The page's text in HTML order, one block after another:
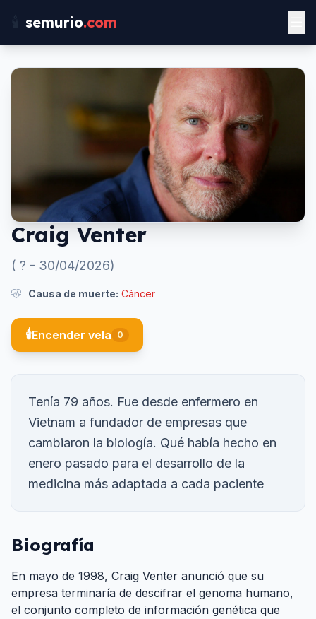
semurio.com
Craig Venter
( ? - 30/04/2026)
Causa de muerte: Cáncer
🕯️Encender vela 0
Tenía 79 años. Fue desde enfermero en
Vietnam a fundador de empresas que
cambiaron la biología. Qué había hecho en
enero pasado para el desarrollo de la
medicina más adaptada a cada paciente
Biografía
En mayo de 1998, Craig Venter anunció que su
empresa terminaría de descifrar el genoma humano,
el conjunto completo de información genética que